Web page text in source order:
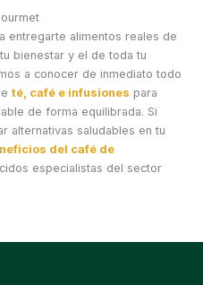
entregarte alimentos reales de
bienestar y el de toda tu
a conocer de inmediato todo
té, café e infusiones para
de forma equilibrada. Si
alternativas saludables en tu
del café de
especialistas del sector